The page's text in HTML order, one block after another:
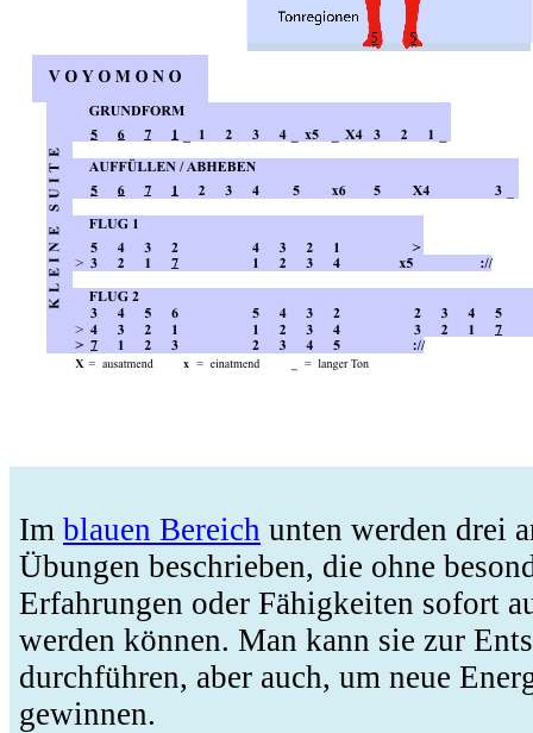
Im blauen Bereich unten werden drei
Übungen beschrieben, die ohne
Erfahrungen oder Fähigkeiten sofort
werden können. Man kann sie zur
durchführen, aber auch, um neue
gewinnen.